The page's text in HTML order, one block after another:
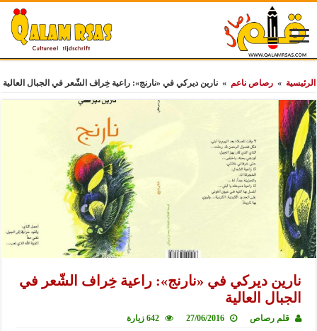
الرئيسية » رصاص ناعم » نارين ديركي في «نارنج»: راعية خِراف الشّعر في الجبال العالية
نارين ديركي في «نارنج»: راعية خِراف الشّعر في
الجبال العالية
قلم رصاص 27/06/2016 642 زيارة